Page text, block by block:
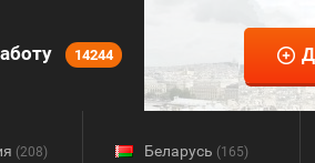
14244
(208) Беларусь (165)